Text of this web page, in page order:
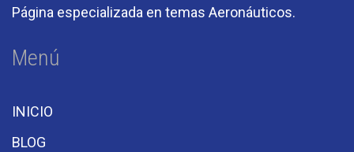
Página especializada en temas Aeronáuticos.
Menú
INICIO
BLOG